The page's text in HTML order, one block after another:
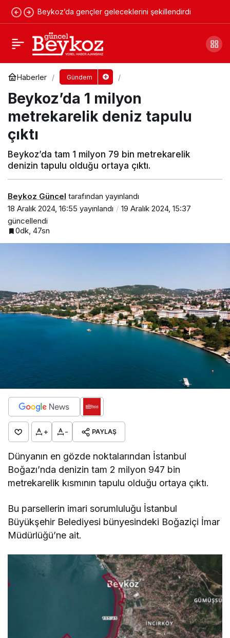
Beykoz’da gençler geleceklerini şekillendirdi
Haberler Gündem
Beykoz’da 1 milyon
metrekarelik deniz tapulu
çıktı
Beykoz’da tam 1 milyon 79 bin metrekarelik
denizin tapulu olduğu ortaya çıktı.
Beykoz Güncel tarafından yayınlandı
18 Aralık 2024, 16:55 yayınlandı
19 Aralık 2024, 15:37
güncellendi
0dk, 47sn
+ - PAYLAŞ
Dünyanın en gözde noktalarından İstanbul
Boğazı’nda denizin tam 2 milyon 947 bin
metrekarelik kısmının tapulu olduğu ortaya çıktı.
Bu parsellerin imari sorumluluğu İstanbul
Büyükşehir Belediyesi bünyesindeki Boğaziçi İmar
Müdürlüğü’ne ait.
Beykoz’da ağaç budama çalışmaları trafiği
felç etti
Yorum Yap Paylaş